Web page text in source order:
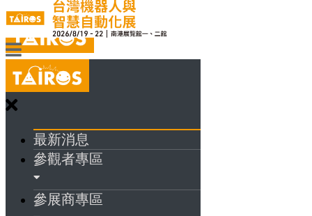
最新消息
參觀者專區
參展商專區